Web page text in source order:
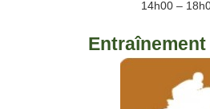
14h00 –